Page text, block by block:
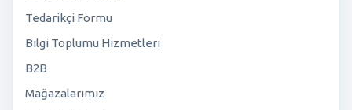
Tedarikçi Formu
Bilgi Toplumu Hizmetleri
B2B
Mağazalarımız